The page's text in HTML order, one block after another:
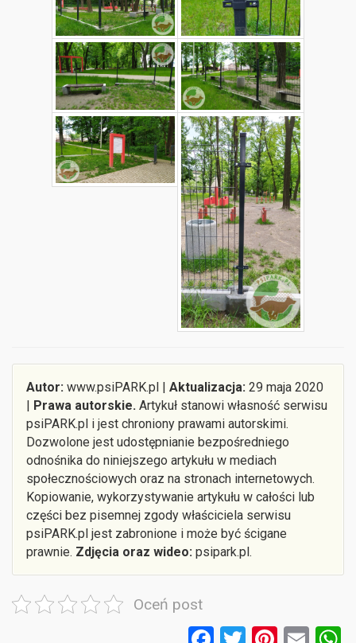
Autor: www.psiPARK.pl | Aktualizacja: 29 maja 2020
Prawa autorskie. Artykuł stanowi własność serwisu
psiPARK.pl i jest chroniony prawami autorskimi.
Dozwolone jest udostępnianie bezpośredniego
odnośnika do niniejszego artykułu w mediach
społecznościowych oraz na stronach internetowych.
Kopiowanie, wykorzystywanie artykułu w całości lub
części bez pisemnej zgody właściciela serwisu
psiPARK.pl jest zabronione i może być ścigane
prawnie. Zdjęcia oraz wideo: psipark.pl.
Oceń post